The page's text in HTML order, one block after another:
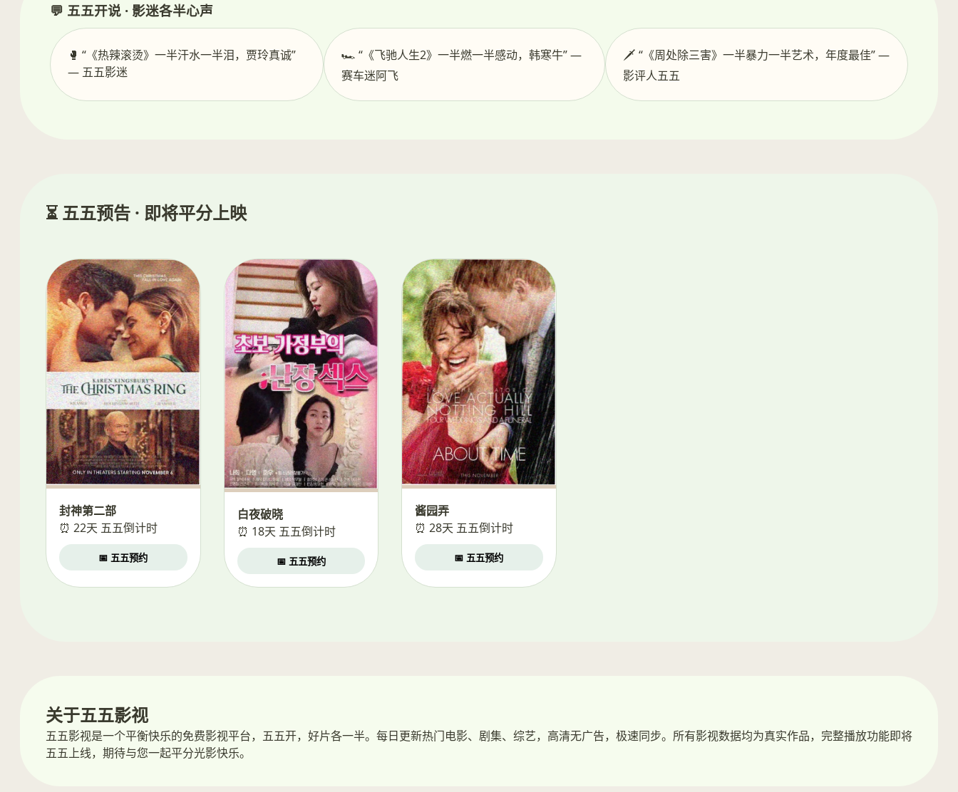
💬 五五开说 · 影迷各半心声
🥊 “《热辣滚烫》一半汗水一半泪，贾玲真诚”
— 五五影迷
🏎️ “《飞驰人生2》一半燃一半感动，韩寒牛” —
赛车迷阿飞
🗡️ “《周处除三害》一半暴力一半艺术，年度最佳” —
影评人五五
⏳ 五五预告 · 即将平分上映
封神第二部
⏰ 22天 五五倒计时
📅 五五预约
白夜破晓
⏰ 18天 五五倒计时
📅 五五预约
酱园弄
⏰ 28天 五五倒计时
📅 五五预约
关于五五影视
五五影视是一个平衡快乐的免费影视平台，五五开，好片各一半。每日更新热门电影、剧集、综艺，高清无广告，极速同步。所有影视数据均为真实作品，完整播放功能即将
五五上线，期待与您一起平分光影快乐。